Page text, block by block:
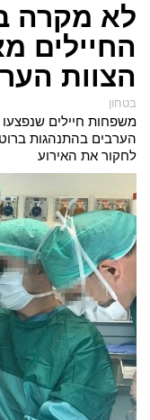
לא מקרה
החיילים
הצוות
בטחון
משפחות חיילים שנפצעו
הערבים בהתנהגות
לחקור את האירוע